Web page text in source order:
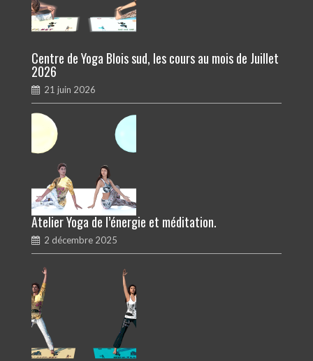
Centre de Yoga Blois sud, les cours au mois de Juillet
2026
21 juin 2026
Atelier Yoga de l’énergie et méditation.
2 décembre 2025